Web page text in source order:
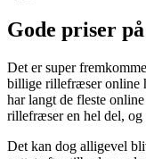
Gode priser
Det er super
billige rillefræser online
har langt de fleste
rillefræser en hel del, og
Det kan dog alligevel